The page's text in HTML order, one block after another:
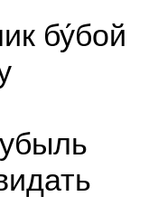
бу́бой